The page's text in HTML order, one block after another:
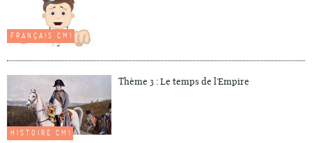
FRANÇAIS CM1
HISTOIRE CM1
Thème 3 : Le temps de l'Empire